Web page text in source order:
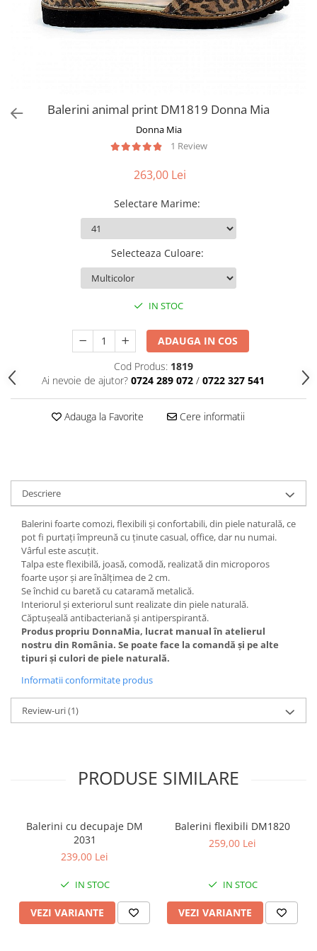
Balerini animal print DM1819 Donna Mia
Donna Mia
1 Review
263,00 Lei
Selectare Marime:
Selecteaza Culoare:
IN STOC
ADAUGA IN COS
Cod Produs: 1819
Ai nevoie de ajutor? 0724 289 072 / 0722 327 541
Adauga la Favorite Cere informatii
Descriere
Balerini foarte comozi, flexibili și confortabili, din piele naturală, ce
pot fi purtați împreună cu ținute casual, office, dar nu numai.
Vârful este ascuțit.
Talpa este flexibilă, joasă, comodă, realizată din microporos
foarte ușor și are înălțimea de 2 cm.
Se închid cu baretă cu cataramă metalică.
Interiorul și exteriorul sunt realizate din piele naturală.
Căptușeală antibacteriană și antiperspirantă.
Produs propriu DonnaMia, lucrat manual în atelierul
nostru din România. Se poate face la comandă și pe alte
tipuri și culori de piele naturală.
Informatii conformitate produs
Review-uri(1)
PRODUSE SIMILARE
Balerini cu decupaje DM
2031
239,00 Lei
IN STOC
VEZI VARIANTE
Balerini flexibili DM1820
259,00 Lei
IN STOC
VEZI VARIANTE